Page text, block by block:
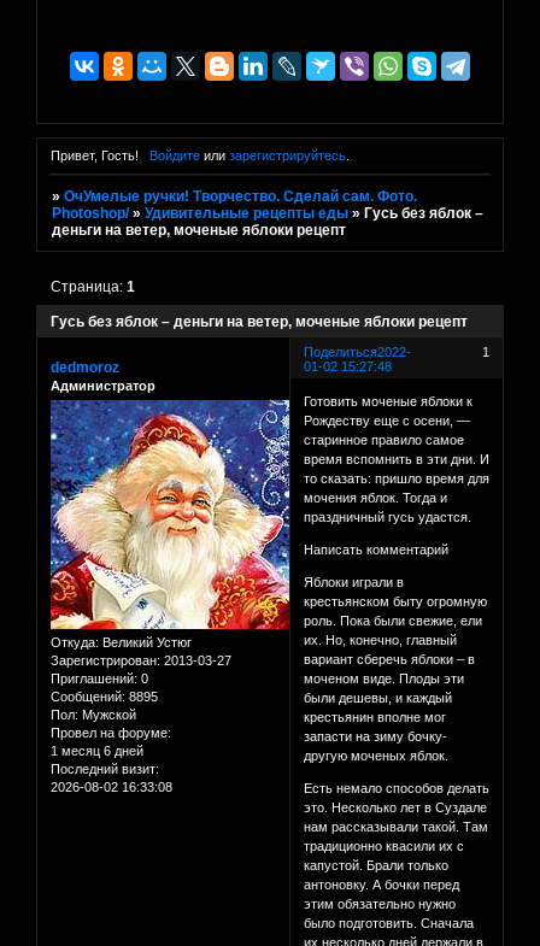
Привет, Гость! Войдитеили зарегистрируйтесь.
»ОчУмелые ручки! Творчество. Сделай сам. Фото.
Photoshop/ »Удивительные рецепты еды » Гусь без яблок –
деньги на ветер, моченые яблоки рецепт
Гусь без яблок – деньги на ветер, моченые яблоки рецепт
Страница:1
Поделиться 1
2022-
01-02 15:27:48
dedmoroz
Администратор
Откуда: Великий Устюг
Зарегистрирован: 2013-03-27
Приглашений: 0
Сообщений: 8895
Пол: Мужской
Провел на форуме:
1 месяц 6 дней
Последний визит:
2026-08-02 16:33:08
Готовить моченые яблоки к
Рождеству еще с осени, —
старинное правило самое
время вспомнить в эти дни. И
то сказать: пришло время для
мочения яблок. Тогда и
праздничный гусь удастся.
Написать комментарий
Яблоки играли в
крестьянском быту огромную
роль. Пока были свежие, ели
их. Но, конечно, главный
вариант сберечь яблоки – в
моченом виде. Плоды эти
были дешевы, и каждый
крестьянин вполне мог
запасти на зиму бочку-
другую моченых яблок.
Есть немало способов делать
это. Несколько лет в Суздале
нам рассказывали такой. Там
традиционно квасили их с
капустой. Брали только
антоновку. А бочки перед
этим обязательно нужно
было подготовить. Сначала
их несколько дней держали в